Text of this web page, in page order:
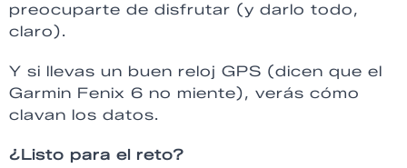
preocuparte de disfrutar (y darlo todo,
claro).
Y si llevas un buen reloj GPS (dicen que el
Garmin Fenix 6 no miente), verás cómo
clavan los datos.
¿Listo para el reto?